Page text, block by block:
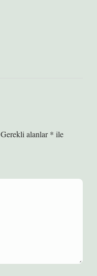
Gerekli alanlar* ile